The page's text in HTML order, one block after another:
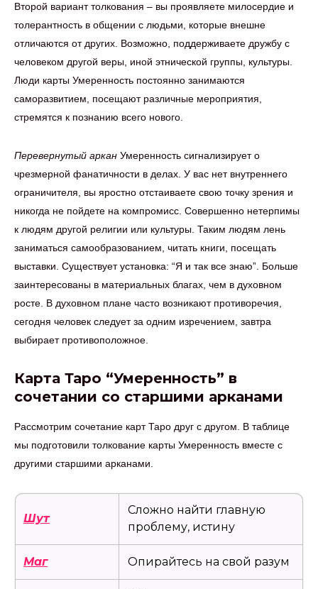
Второй вариант толкования – вы проявляете милосердие и
толерантность в общении с людьми, которые внешне
отличаются от других. Возможно, поддерживаете дружбу с
человеком другой веры, иной этнической группы, культуры.
Люди карты Умеренность постоянно занимаются
саморазвитием, посещают различные мероприятия,
стремятся к познанию всего нового.
Перевернутый аркан Умеренность сигнализирует о
чрезмерной фанатичности в делах. У вас нет внутреннего
ограничителя, вы яростно отстаиваете свою точку зрения и
никогда не пойдете на компромисс. Совершенно нетерпимы
к людям другой религии или культуры. Таким людям лень
заниматься самообразованием, читать книги, посещать
выставки. Существует установка: “Я и так все знаю”. Больше
заинтересованы в материальных благах, чем в духовном
росте. В духовном плане часто возникают противоречия,
сегодня человек следует за одним изречением, завтра
выбирает противоположное.
Карта Таро “Умеренность” в
сочетании со старшими арканами
Рассмотрим сочетание карт Таро друг с другом. В таблице
мы подготовили толкование карты Умеренность вместе с
другими старшими арканами.
Шут
Сложно найти главную
проблему, истину
Маг Опирайтесь на свой разум